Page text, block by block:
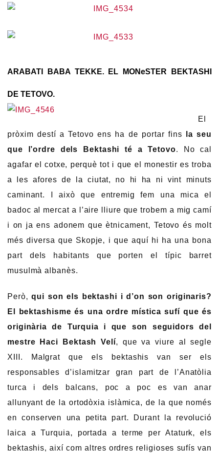
ARABATI BABA TEKKE. EL MONeSTER BEKTASHI
DE TETOVO.
El
pròxim destí a Tetovo ens ha de portar fins
la seu
que l’ordre dels Bektashi té a Tetovo. No cal
agafar el cotxe, perquè tot i que el monestir es troba
a les afores de la ciutat, no hi ha ni vint minuts
caminant. I això que entremig fem una mica el
badoc al mercat a l’aire lliure que trobem a mig camí
i on ja ens adonem que ètnicament, Tetovo és molt
més diversa que Skopje, i que aquí hi ha una bona
part dels habitants que porten el típic barret
musulmà albanès.
Però,qui son els bektashi i d’on son originaris?
El bektashisme és una ordre mística sufí que és
originària de Turquia i que son seguidors del
mestre Haci Bektash Velí, que va viure al segle
XIII. Malgrat que els bektashis van ser els
responsables d’islamitzar gran part de l’Anatòlia
turca i dels balcans, poc a poc es van anar
allunyant de la ortodòxia islàmica, de la que només
en conserven una petita part. Durant la revolució
laica a Turquia, portada a terme per Ataturk, els
bektashis, així com altres ordres religioses sufís van